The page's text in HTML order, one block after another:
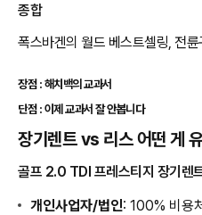
종합
폭스바겐의 월드 베스트셀링, 전
장점 : 해치백의 교과서
단점 : 이제 교과서 잘 안봅니다
장기렌트 vs 리스 어떤 게
골프 2.0 TDI 프레스티지 장기렌
개인사업자/법인: 100% 비용